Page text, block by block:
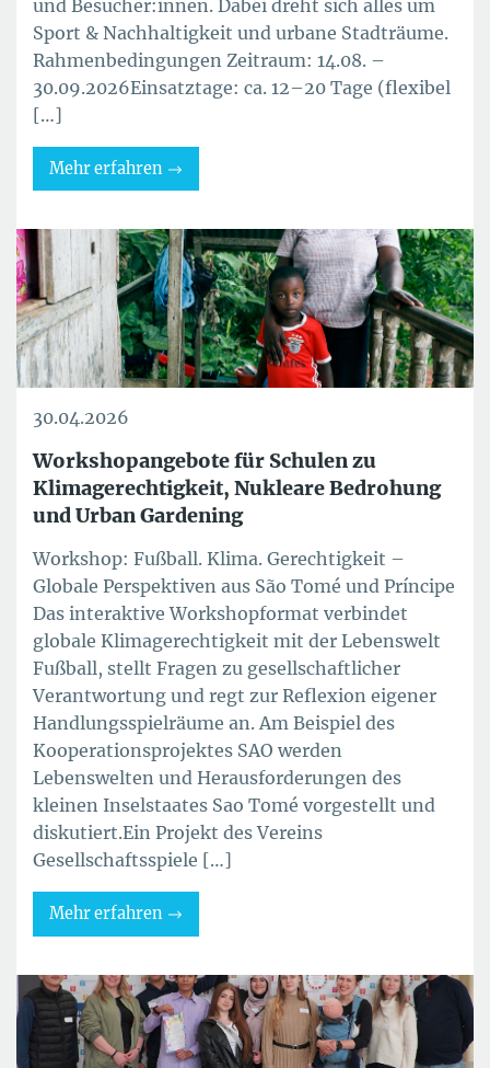
und Besucher:innen. Dabei dreht sich alles um
Sport & Nachhaltigkeit und urbane Stadträume.
Rahmenbedingungen Zeitraum: 14.08. –
30.09.2026Einsatztage: ca. 12–20 Tage (flexibel
[…]
Mehr erfahren
30.04.2026
Workshopangebote für Schulen zu
Klimagerechtigkeit, Nukleare Bedrohung
und Urban Gardening
Workshop: Fußball. Klima. Gerechtigkeit –
Globale Perspektiven aus São Tomé und Príncipe
Das interaktive Workshopformat verbindet
globale Klimagerechtigkeit mit der Lebenswelt
Fußball, stellt Fragen zu gesellschaftlicher
Verantwortung und regt zur Reflexion eigener
Handlungsspielräume an. Am Beispiel des
Kooperationsprojektes SAO werden
Lebenswelten und Herausforderungen des
kleinen Inselstaates Sao Tomé vorgestellt und
diskutiert.Ein Projekt des Vereins
Gesellschaftsspiele […]
Mehr erfahren